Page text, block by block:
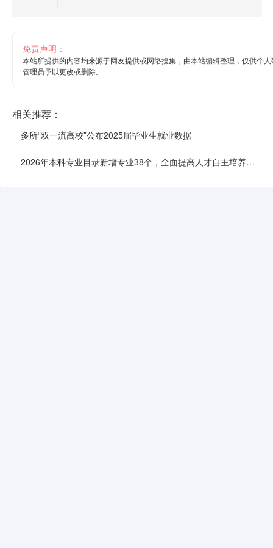
免责声明：
本站所提供的内容均来源于网友提供或网络搜集，由本站编辑整理，仅供个
管理员予以更改或删除。
相关推荐：
多所“双一流高校”公布2025届毕业生就业数据
2026年本科专业目录新增专业38个，全面提高人才自主培养质